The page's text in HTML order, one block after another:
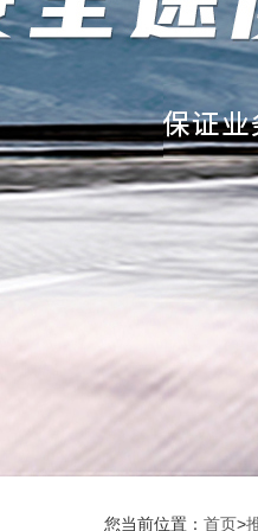
您当前位置： 首页>